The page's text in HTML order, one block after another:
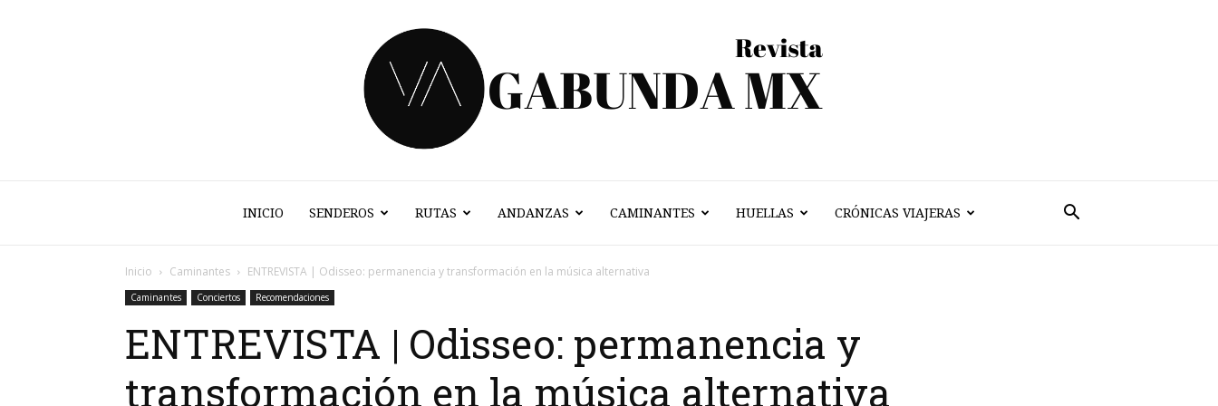
Vagabunda
INICIO SENDEROS RUTAS ANDANZAS CAMINANTES HUELLAS CRÓNICAS VIAJERAS
Inicio Caminantes ENTREVISTA | Odisseo: permanencia y transformación en la música alternativa
Caminantes Conciertos Recomendaciones
ENTREVISTA | Odisseo: permanencia y
transformación en la música alternativa